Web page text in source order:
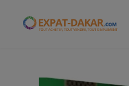
Expat-Dakar